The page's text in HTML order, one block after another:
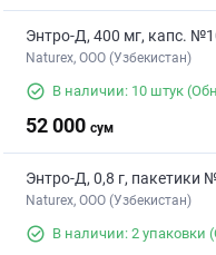
Энтро-Д, 400 мг, капс.
Naturex, OOO (Узбекистан)
В наличии: 10 штук
52 000 сум
Энтро-Д, 0,8 г, пакетики
Naturex, OOO (Узбекистан)
В наличии: 2 упаковки